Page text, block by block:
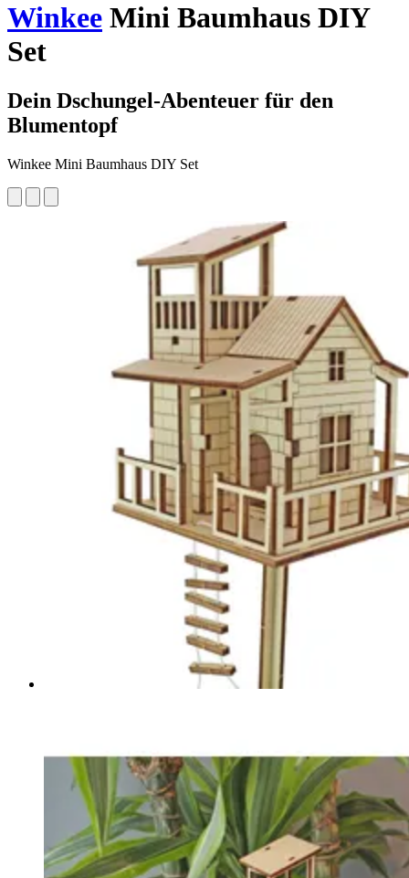
Winkee Mini Baumhaus DIY
Set
Dein Dschungel-Abenteuer für den
Blumentopf
Winkee Mini Baumhaus DIY Set